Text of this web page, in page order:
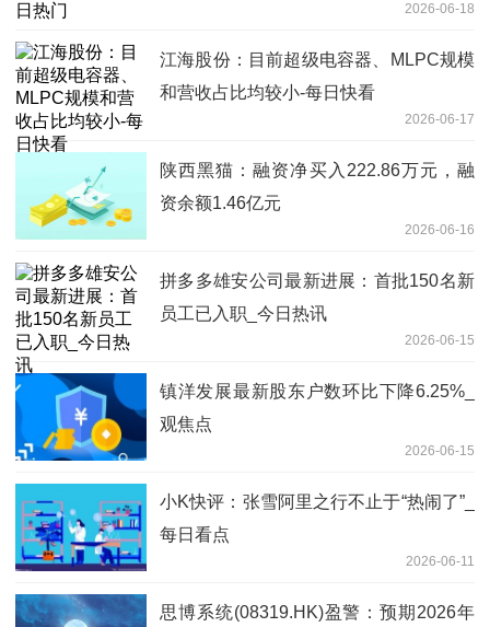
2026-06-18
江海股份：目前超级电容器、MLPC规模
和营收占比均较小-每日快看
2026-06-17
陕西黑猫：融资净买入222.86万元，融
资余额1.46亿元
2026-06-16
拼多多雄安公司最新进展：首批150名新
员工已入职_今日热讯
2026-06-15
镇洋发展最新股东户数环比下降6.25%_
观焦点
2026-06-15
小K快评：张雪阿里之行不止于“热闹了”_
每日看点
2026-06-11
思博系统(08319.HK)盈警：预期2026年